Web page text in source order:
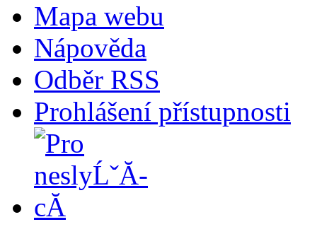
Mapa webu
Nápověda
Odběr RSS
Prohlášení přístupnosti